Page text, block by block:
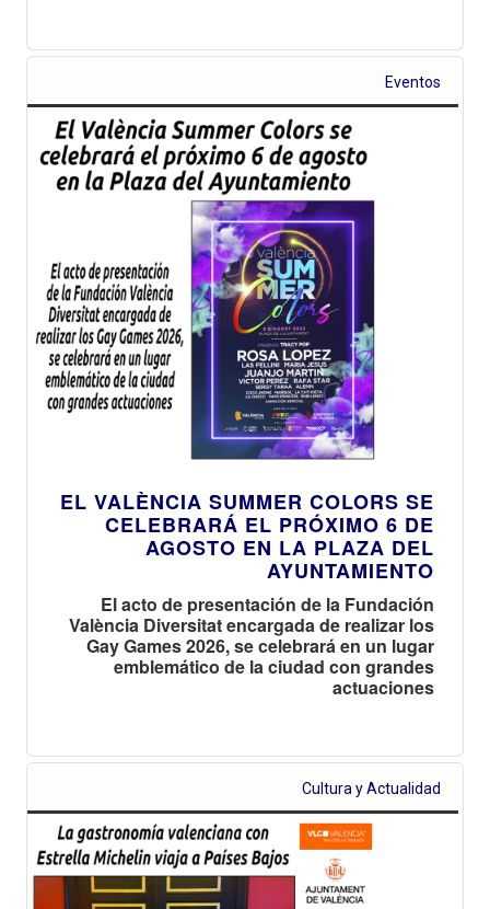
Eventos
EL VALÈNCIA SUMMER COLORS SE
CELEBRARÁ EL PRÓXIMO 6 DE
AGOSTO EN LA PLAZA DEL
AYUNTAMIENTO
El acto de presentación de la Fundación
València Diversitat encargada de realizar los
Gay Games 2026, se celebrará en un lugar
emblemático de la ciudad con grandes
actuaciones
Cultura y Actualidad